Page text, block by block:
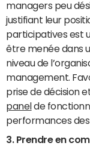
managers peu
justifiant leur
participatives est
être menée dans
niveau de
management.
prise de décision
panel de
performances
3. Prendre en